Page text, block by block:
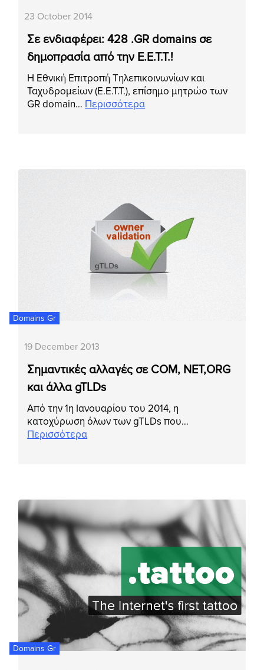
23 October 2014
Σε ενδιαφέρει: 428 .GR domains σε
δημοπρασία από την Ε.Ε.Τ.Τ.!
Η Εθνική Επιτροπή Τηλεπικοινωνίων και
Ταχυδρομείων (Ε.Ε.Τ.Τ.), επίσημο μητρώο των
GR domain… Περισσότερα
Domains Gr
19 December 2013
Σημαντικές αλλαγές σε COM, ΝΕΤ,ORG
και άλλα gTLDs
Από την 1η Ιανουαρίου του 2014, η
κατοχύρωση όλων των gTLDs που…
Περισσότερα
Domains Gr